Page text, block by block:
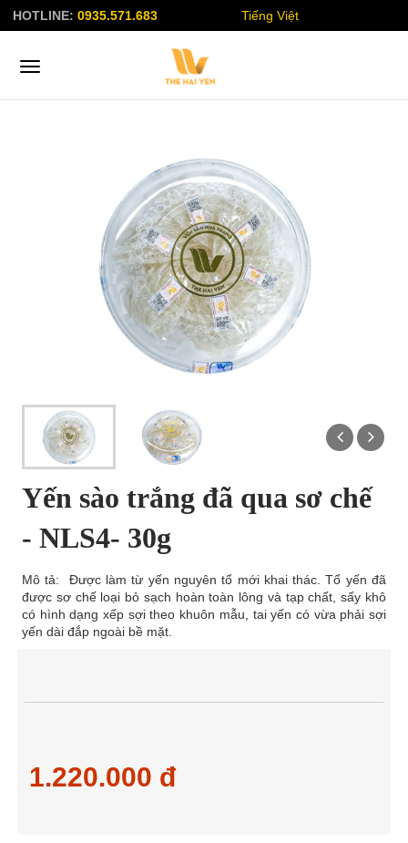
HOTLINE: 0935.571.683 Tiếng Việt
Yến sào trắng đã qua sơ chế
- NLS4- 30g
Mô tả: Được làm từ yến nguyên tổ mới khai thác. Tổ yến đã
được sơ chế loại bỏ sạch hoàn toàn lông và tạp chất, sấy khô
có hình dạng xếp sợi theo khuôn mẫu, tai yến có vừa phải sợi
yến dài đắp ngoài bề mặt.
1.220.000 đ